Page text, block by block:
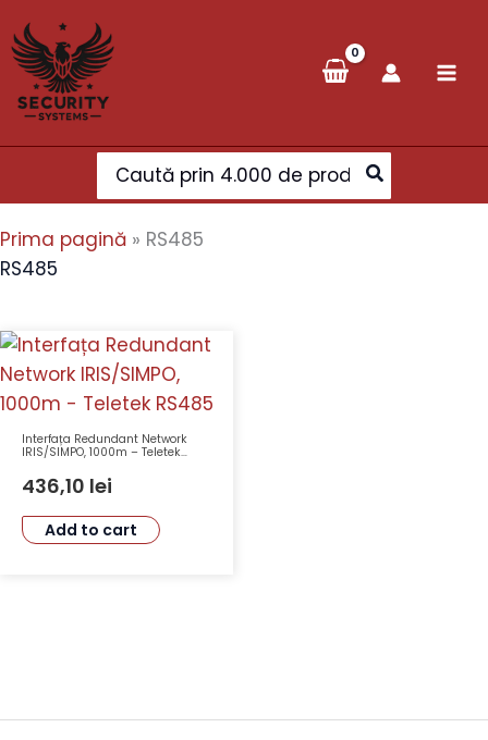
to
content
Search
for:
Prima pagină » RS485
RS485
Interfața Redundant Network
IRIS/SIMPO, 1000m – Teletek
436,10 lei
Add to cart